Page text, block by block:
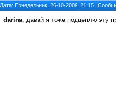
Дата: Понедельник, 26-10-2009, 21:15 |
darina, давай я тоже подцеплю эту